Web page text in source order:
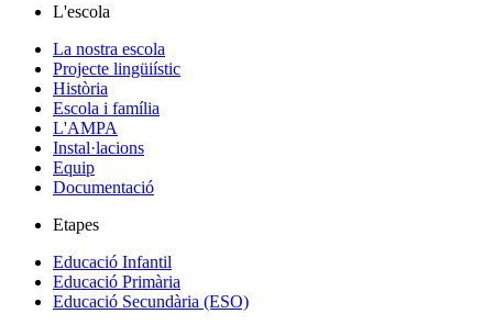
L'escola
La nostra escola
Projecte lingüiístic
Història
Escola i família
L'AMPA
Instal·lacions
Equip
Documentació
Etapes
Educació Infantil
Educació Primària
Educació Secundària (ESO)